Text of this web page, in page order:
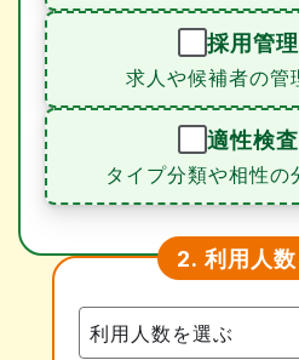
採用管理
求人や候補者の管
適性検査
タイプ分類や相性の
2. 利用人